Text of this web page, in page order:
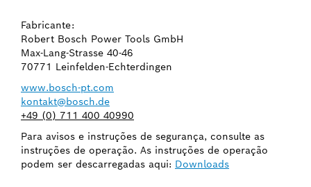
Fabricante:
Robert Bosch Power Tools GmbH
Max-Lang-Strasse 40-46
70771 Leinfelden-Echterdingen
www.bosch-pt.com
kontakt@bosch.de
+49 (0) 711 400 40990
Para avisos e instruções de segurança, consulte as
instruções de operação. As instruções de operação
podem ser descarregadas aqui: Downloads